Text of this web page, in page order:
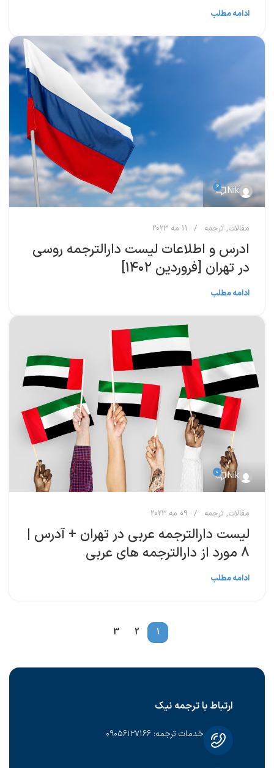
ادامه مطلب
Nik
6
مقالات, ترجمه 11 مه 2023
ادرس و اطلاعات لیست دارالترجمه روسی
در تهران [فروردین ۱۴۰۲]
ادامه مطلب
Nik
0
مقالات, ترجمه 09 مه 2023
لیست دارالترجمه عربی در تهران + آدرس |
۸ مورد از دارالترجمه های عربی
ادامه مطلب
1
2
3
ارتباط با ترجمه نیک
خدمات ترجمه: ۰۹۰۵۶۱۲۷۱۶۶